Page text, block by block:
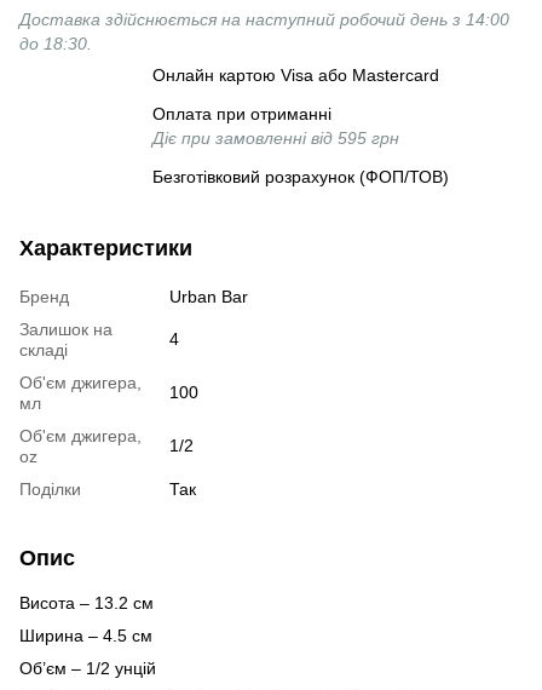
Доставка здійснюється на наступний робочий день з 14:00
до 18:30.
Онлайн картою Visa або Mastercard
Оплата при отриманні
Діє при замовленні від 595 грн
Безготівковий розрахунок (ФОП/ТОВ)
Характеристики
Бренд
Urban Bar
Залишок на
складі
4
Об'єм джигера,
мл
100
Об'єм джигера,
oz
1/2
Поділки Так
Опис
Висота – 13.2 см
Ширина – 4.5 см
Об’єм – 1/2 унцій